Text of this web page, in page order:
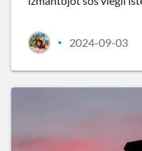
• 2024-09-03